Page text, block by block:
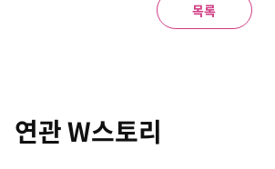
목록
연관 W스토리